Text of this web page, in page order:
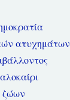
ατυχημάτων
ζώων